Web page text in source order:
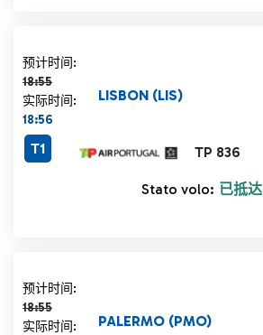
预计时间:
18:55
计划时间 18:55 删除线
实际时间:
18:56
TP 836
LISBON (LIS)
T1
Stato volo: 已抵达
预计时间:
18:55
计划时间 18:55 删除线
实际时间:
PALERMO (PMO)